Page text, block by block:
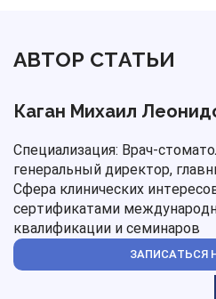
АВТОР СТАТЬИ
Каган Михаил
Специализация: Врач-
генеральный директор,
Сфера клинических
сертификатами
квалификации и семинаров
ЗАПИСАТЬСЯ